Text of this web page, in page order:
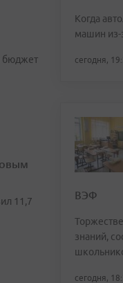
бюджет
11,7
Когда
машин из-
сегодня,
ВЭФ
знаний,
сегодня,